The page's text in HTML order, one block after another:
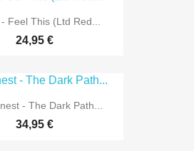
Feel This (Ltd Red...
24,95 €
- The Dark Path...
34,95 €